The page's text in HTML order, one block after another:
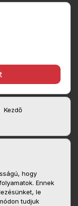
Kezdő
hogy
Ennek
le
tudjuk